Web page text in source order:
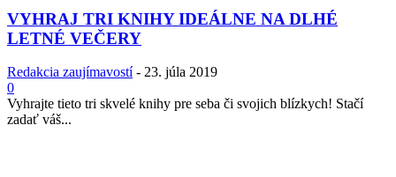
VYHRAJ TRI KNIHY IDEÁLNE NA DLHÉ
LETNÉ VEČERY
Redakcia zaujímavostí - 23. júla 2019
0
Vyhrajte tieto tri skvelé knihy pre seba či svojich blízkych! Stačí
zadať váš...